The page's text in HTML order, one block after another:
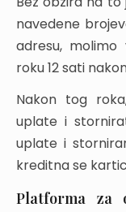
navedene
adresu,
roku 12 sati
Nakon tog
uplate i
uplate i
kreditna se
Platforma za